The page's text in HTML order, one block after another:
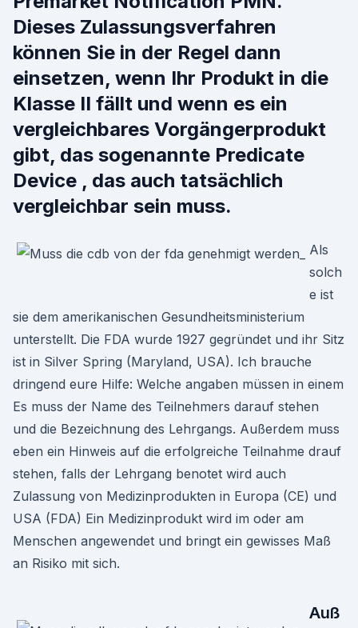
Dieses Zulassungsverfahren
können Sie in der Regel dann
einsetzen, wenn Ihr Produkt in die
Klasse II fällt und wenn es ein
vergleichbares Vorgängerprodukt
gibt, das sogenannte Predicate
Device , das auch tatsächlich
vergleichbar sein muss.
Als
solch
e ist
sie dem amerikanischen Gesundheitsministerium
unterstellt. Die FDA wurde 1927 gegründet und ihr Sitz
ist in Silver Spring (Maryland, USA). Ich brauche
dringend eure Hilfe: Welche angaben müssen in einem
Es muss der Name des Teilnehmers darauf stehen
und die Bezeichnung des Lehrgangs. Außerdem muss
eben ein Hinweis auf die erfolgreiche Teilnahme drauf
stehen, falls der Lehrgang benotet wird auch
Zulassung von Medizinprodukten in Europa (CE) und
USA (FDA) Ein Medizinprodukt wird im oder am
Menschen angewendet und bringt ein gewisses Maß
an Risiko mit sich.
Auß